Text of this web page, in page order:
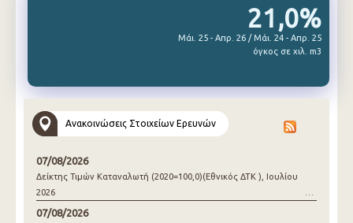
21,0%
Μάι. 25 - Απρ. 26 / Μάι. 24 - Απρ. 25
όγκος σε χιλ. m3
Ανακοινώσεις Στοιχείων Ερευνών
07/08/2026
Δείκτης Τιμών Καταναλωτή (2020=100,0)(Εθνικός ΔΤΚ ), Ιουλίου
2026
07/08/2026